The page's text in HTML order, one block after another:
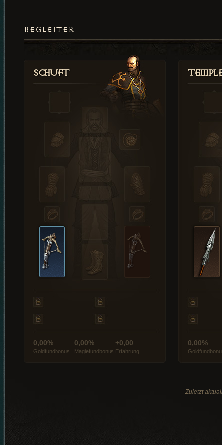
BEGLEITER
Schuft
0,00%
Goldfundbonus
0,00%
Magiefundbonus
+0,00
Erfahrung
0,00%
Zuletzt